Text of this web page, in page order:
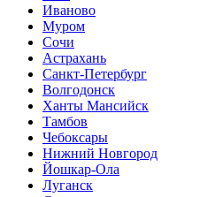
Иваново
Муром
Сочи
Астрахань
Санкт-Петербург
Волгодонск
Ханты Мансийск
Тамбов
Чебоксары
Нижний Новгород
Йошкар-Ола
Луганск